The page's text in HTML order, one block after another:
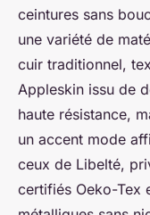
ceintures sans
une variété de
cuir traditionnel,
Appleskin issu de
haute résistance,
un accent mode
ceux de Libelté,
certifiés Oeko-Tex